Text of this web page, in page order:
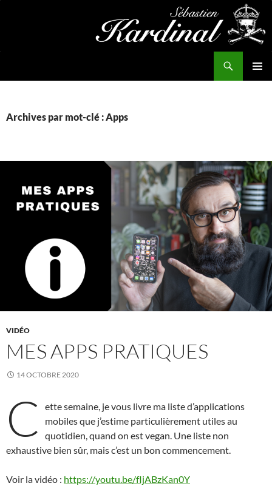
Archives par mot-clé : Apps
VIDÉO
MES APPS PRATIQUES
14 OCTOBRE 2020
C
ette semaine, je vous livre ma liste d’applications
mobiles que j’estime particulièrement utiles au
quotidien, quand on est vegan. Une liste non
exhaustive bien sûr, mais c’est un bon commencement.
Voir la vidéo : https://youtu.be/fIjABzKan0Y